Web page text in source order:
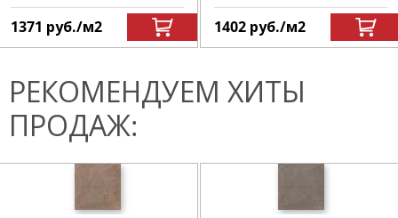
1371 руб./м2 1402 руб./м2
РЕКОМЕНДУЕМ ХИТЫ
ПРОДАЖ: